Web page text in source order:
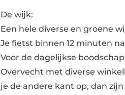
De wijk:
Een hele diverse en groene
Je fietst binnen 12 minuten
Voor de dagelijkse
Overvecht met diverse
je de andere kant op, dan